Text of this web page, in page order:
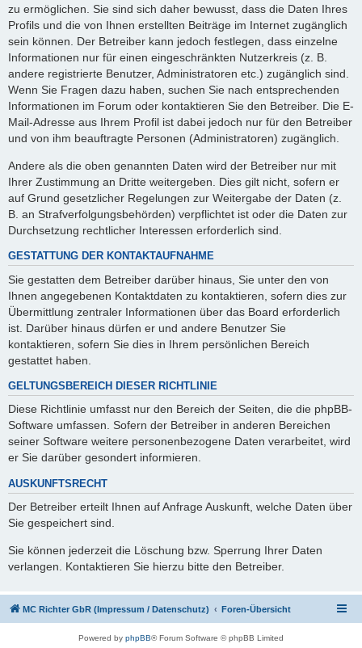
zu ermöglichen. Sie sind sich daher bewusst, dass die Daten Ihres
Profils und die von Ihnen erstellten Beiträge im Internet zugänglich
sein können. Der Betreiber kann jedoch festlegen, dass einzelne
Informationen nur für einen eingeschränkten Nutzerkreis (z. B.
andere registrierte Benutzer, Administratoren etc.) zugänglich sind.
Wenn Sie Fragen dazu haben, suchen Sie nach entsprechenden
Informationen im Forum oder kontaktieren Sie den Betreiber. Die E-
Mail-Adresse aus Ihrem Profil ist dabei jedoch nur für den Betreiber
und von ihm beauftragte Personen (Administratoren) zugänglich.
Andere als die oben genannten Daten wird der Betreiber nur mit
Ihrer Zustimmung an Dritte weitergeben. Dies gilt nicht, sofern er
auf Grund gesetzlicher Regelungen zur Weitergabe der Daten (z.
B. an Strafverfolgungsbehörden) verpflichtet ist oder die Daten zur
Durchsetzung rechtlicher Interessen erforderlich sind.
GESTATTUNG DER KONTAKTAUFNAHME
Sie gestatten dem Betreiber darüber hinaus, Sie unter den von
Ihnen angegebenen Kontaktdaten zu kontaktieren, sofern dies zur
Übermittlung zentraler Informationen über das Board erforderlich
ist. Darüber hinaus dürfen er und andere Benutzer Sie
kontaktieren, sofern Sie dies in Ihrem persönlichen Bereich
gestattet haben.
GELTUNGSBEREICH DIESER RICHTLINIE
Diese Richtlinie umfasst nur den Bereich der Seiten, die die phpBB-
Software umfassen. Sofern der Betreiber in anderen Bereichen
seiner Software weitere personenbezogene Daten verarbeitet, wird
er Sie darüber gesondert informieren.
AUSKUNFTSRECHT
Der Betreiber erteilt Ihnen auf Anfrage Auskunft, welche Daten über
Sie gespeichert sind.
Sie können jederzeit die Löschung bzw. Sperrung Ihrer Daten
verlangen. Kontaktieren Sie hierzu bitte den Betreiber.
MC Richter GbR (Impressum / Datenschutz) Foren-Übersicht
Powered by phpBB® Forum Software © phpBB Limited